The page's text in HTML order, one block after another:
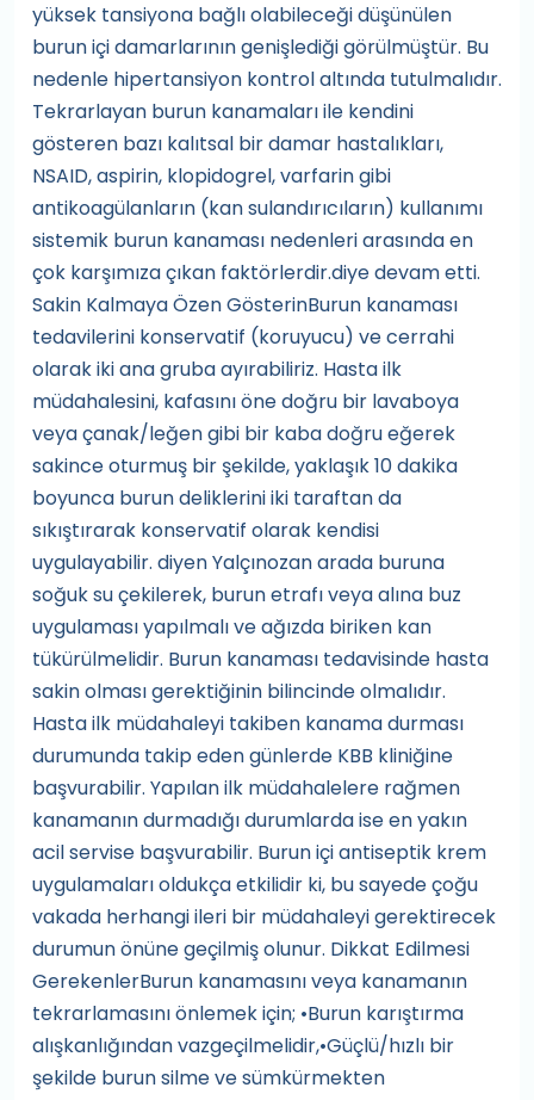
yüksek tansiyona bağlı olabileceği düşünülen
burun içi damarlarının genişlediği görülmüştür. Bu
nedenle hipertansiyon kontrol altında tutulmalıdır.
Tekrarlayan burun kanamaları ile kendini
gösteren bazı kalıtsal bir damar hastalıkları,
NSAID, aspirin, klopidogrel, varfarin gibi
antikoagülanların (kan sulandırıcıların) kullanımı
sistemik burun kanaması nedenleri arasında en
çok karşımıza çıkan faktörlerdir.diye devam etti.
Sakin Kalmaya Özen GösterinBurun kanaması
tedavilerini konservatif (koruyucu) ve cerrahi
olarak iki ana gruba ayırabiliriz. Hasta ilk
müdahalesini, kafasını öne doğru bir lavaboya
veya çanak/leğen gibi bir kaba doğru eğerek
sakince oturmuş bir şekilde, yaklaşık 10 dakika
boyunca burun deliklerini iki taraftan da
sıkıştırarak konservatif olarak kendisi
uygulayabilir. diyen Yalçınozan arada buruna
soğuk su çekilerek, burun etrafı veya alına buz
uygulaması yapılmalı ve ağızda biriken kan
tükürülmelidir. Burun kanaması tedavisinde hasta
sakin olması gerektiğinin bilincinde olmalıdır.
Hasta ilk müdahaleyi takiben kanama durması
durumunda takip eden günlerde KBB kliniğine
başvurabilir. Yapılan ilk müdahalelere rağmen
kanamanın durmadığı durumlarda ise en yakın
acil servise başvurabilir. Burun içi antiseptik krem
uygulamaları oldukça etkilidir ki, bu sayede çoğu
vakada herhangi ileri bir müdahaleyi gerektirecek
durumun önüne geçilmiş olunur. Dikkat Edilmesi
GerekenlerBurun kanamasını veya kanamanın
tekrarlamasını önlemek için; •Burun karıştırma
alışkanlığından vazgeçilmelidir,•Güçlü/hızlı bir
şekilde burun silme ve sümkürmekten